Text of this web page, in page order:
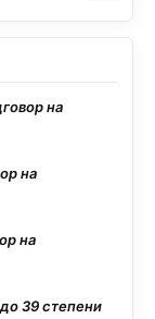
на
на
на
39 степени